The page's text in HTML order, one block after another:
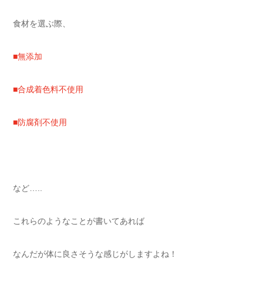
食材を選ぶ際、
■無添加
■合成着色料不使用
■防腐剤不使用
など…..
これらのようなことが書いてあれば
なんだが体に良さそうな感じがしますよね！